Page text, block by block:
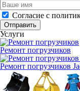
Cогласие с
Отправить
Услуги
Ремонт погрузчиков
Ремонт погрузчиков